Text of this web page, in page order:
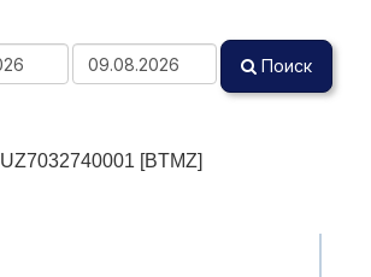
Поиск
UZ7032740001 [BTMZ]